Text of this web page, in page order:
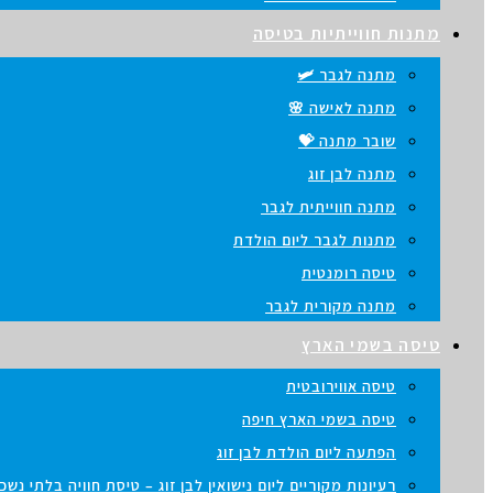
מתנות חווייתיות בטיסה
מתנה לגבר 🛩️
מתנה לאישה 🌸
שובר מתנה 💝
מתנה לבן זוג
מתנה חווייתית לגבר
מתנות לגבר ליום הולדת
טיסה רומנטית
מתנה מקורית לגבר
טיסה בשמי הארץ
טיסה אווירובטית
טיסה בשמי הארץ חיפה
הפתעה ליום הולדת לבן זוג
רעיונות מקוריים ליום נישואין לבן זוג – טיסת חוויה בלתי